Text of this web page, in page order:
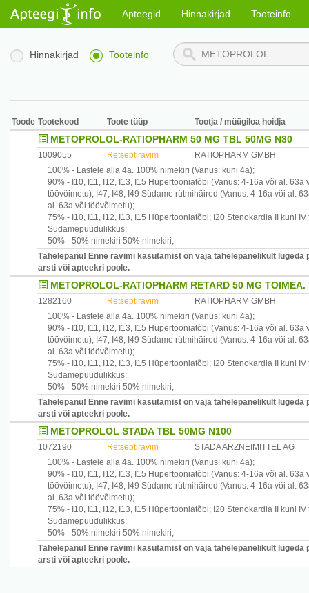
Apteegid Hinnakirjad Tooteinfo
Hinnakirjad Tooteinfo
Toode Tootekood Toote tüüp Tootja / müügiloa hoidja
METOPROLOL-RATIOPHARM 50 MG TBL 50MG N30
1009055 Retseptiravim
RATIOPHARM GMBH
100% - Lastele alla 4a. 100% nimekiri (Vanus: kuni 4a);
90% - I10, I11, I12, I13, I15 Hüpertooniatõbi (Vanus: 4-16a või al. 63a
töövõimetu); I47, I48, I49 Südame rütmihäired (Vanus: 4-16a või al.
al. 63a või töövõimetu);
75% - I10, I11, I12, I13, I15 Hüpertooniatõbi; I20 Stenokardia II kuni
Südamepuudulikkus;
50% - 50% nimekiri 50% nimekiri;
Tähelepanu! Enne ravimi kasutamist on vaja tähelepanelikult
arsti või apteekri poole.
METOPROLOL-RATIOPHARM RETARD 50 MG
1282160 Retseptiravim
RATIOPHARM GMBH
100% - Lastele alla 4a. 100% nimekiri (Vanus: kuni 4a);
90% - I10, I11, I12, I13, I15 Hüpertooniatõbi (Vanus: 4-16a või al. 63a
töövõimetu); I47, I48, I49 Südame rütmihäired (Vanus: 4-16a või al.
al. 63a või töövõimetu);
75% - I10, I11, I12, I13, I15 Hüpertooniatõbi; I20 Stenokardia II kuni
Südamepuudulikkus;
50% - 50% nimekiri 50% nimekiri;
Tähelepanu! Enne ravimi kasutamist on vaja tähelepanelikult
arsti või apteekri poole.
METOPROLOL STADA TBL 50MG N100
1072190 Retseptiravim
STADA ARZNEIMITTEL AG
100% - Lastele alla 4a. 100% nimekiri (Vanus: kuni 4a);
90% - I10, I11, I12, I13, I15 Hüpertooniatõbi (Vanus: 4-16a või al. 63a
töövõimetu); I47, I48, I49 Südame rütmihäired (Vanus: 4-16a või al.
al. 63a või töövõimetu);
75% - I10, I11, I12, I13, I15 Hüpertooniatõbi; I20 Stenokardia II kuni
Südamepuudulikkus;
50% - 50% nimekiri 50% nimekiri;
Tähelepanu! Enne ravimi kasutamist on vaja tähelepanelikult
arsti või apteekri poole.